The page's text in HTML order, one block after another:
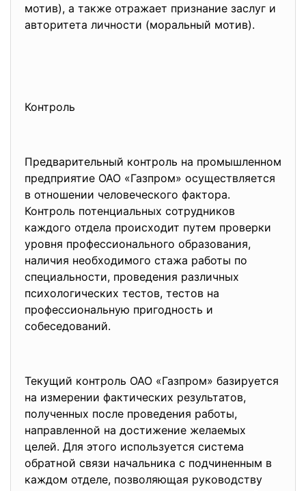
мотив), а также отражает признание заслуг и
авторитета личности (моральный мотив).
Контроль
Предварительный контроль на промышленном
предприятие ОАО «Газпром» осуществляется
в отношении человеческого фактора.
Контроль потенциальных сотрудников
каждого отдела происходит путем проверки
уровня профессионального образования,
наличия необходимого стажа работы по
специальности, проведения различных
психологических тестов, тестов на
профессиональную пригодность и
собеседований.
Текущий контроль ОАО «Газпром» базируется
на измерении фактических результатов,
полученных после проведения работы,
направленной на достижение желаемых
целей. Для этого используется система
обратной связи начальника с подчиненным в
каждом отделе, позволяющая руководству